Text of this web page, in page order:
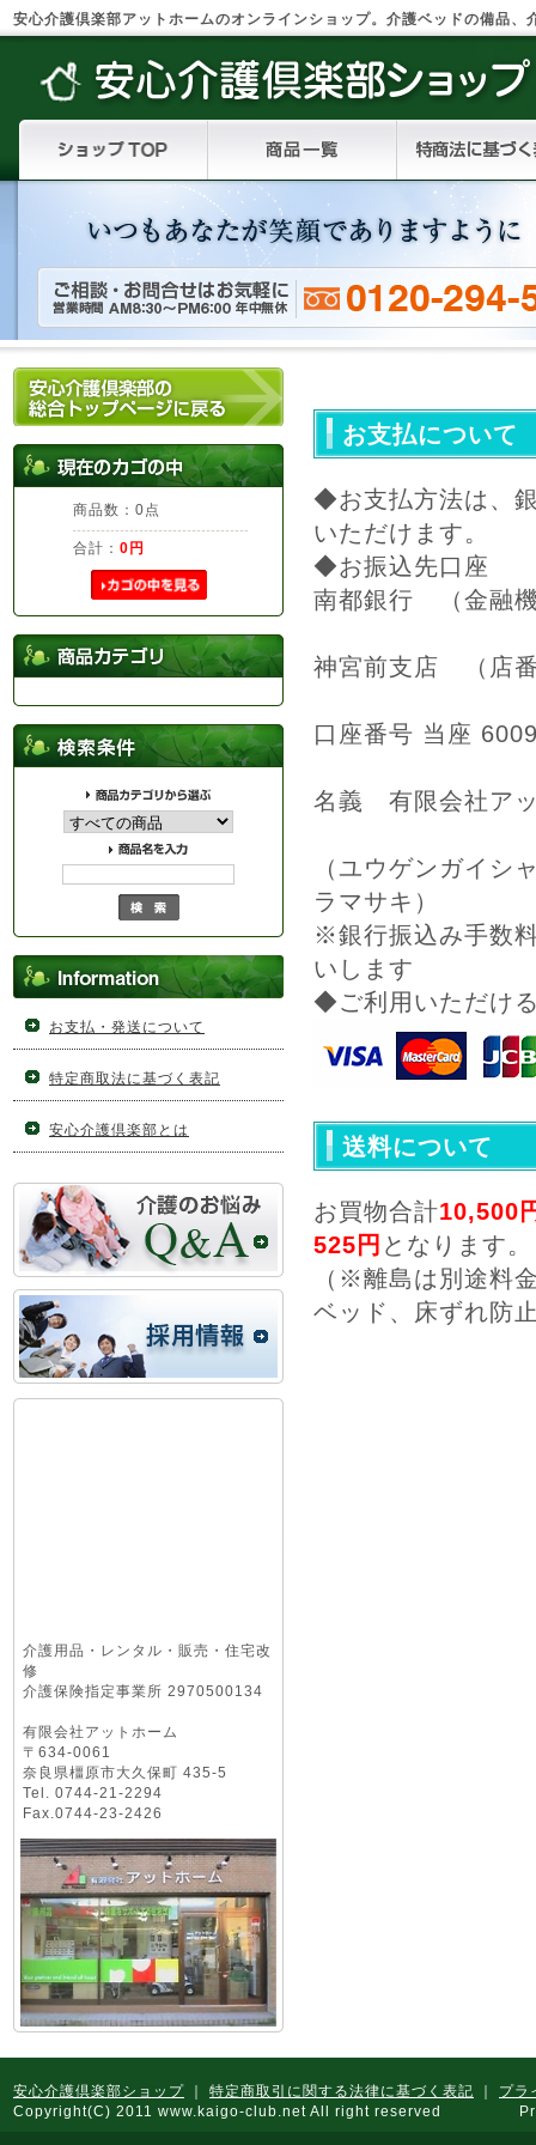
安心介護倶楽部アットホームのオンラインショップ。介護ベッドの備品
商品数：0点
合計： 0円
お支払・発送について
特定商取法に基づく表記
安心介護倶楽部とは
介護用品・レンタル・販売・住宅改
修
介護保険指定事業所 2970500134
有限会社アットホーム
〒634-0061
奈良県橿原市大久保町 435-5
Tel. 0744-21-2294
Fax.0744-23-2426
お支払について
◆お支払方法は、
いただけます。
◆お振込先口座
南都銀行 （金融
神宮前支店 （店
口座番号 当座
名義 有限会社ア
（ユウゲンガイ
ラマサキ）
※銀行振込み手数
いします
◆ご利用いただけ
送料について
お買物合計10,500
525円 となります。
（※離島は別途料
ベッド、床ずれ防
安心介護倶楽部ショップ 特定商取引に関する法律に基づく表記
プラ
Copyright(C) 2011 www.kaigo-club.net All right reserved